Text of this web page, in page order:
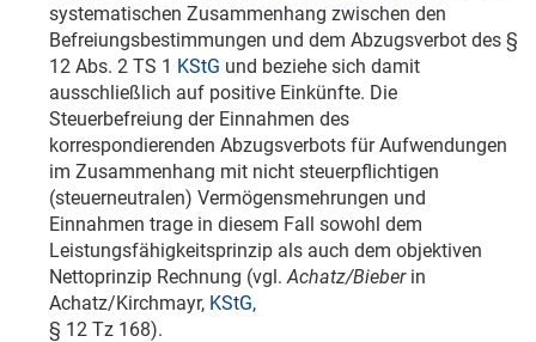
systematischen Zusammenhang zwischen den
Befreiungsbestimmungen und dem Abzugsverbot des §
12 Abs. 2 TS 1 KStG und beziehe sich damit
ausschließlich auf positive Einkünfte. Die
Steuerbefreiung der Einnahmen des
korrespondierenden Abzugsverbots für Aufwendungen
im Zusammenhang mit nicht steuerpflichtigen
(steuerneutralen) Vermögensmehrungen und
Einnahmen trage in diesem Fall sowohl dem
Leistungsfähigkeitsprinzip als auch dem objektiven
Nettoprinzip Rechnung (vgl.Achatz/Bieber in
Achatz/Kirchmayr, KStG,
§ 12 Tz 168).